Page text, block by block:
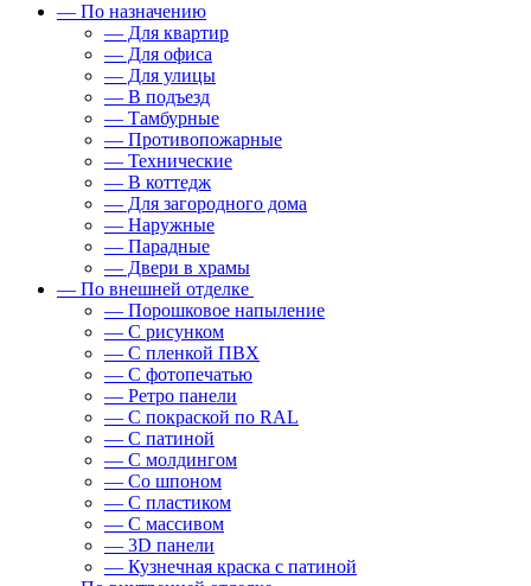
— По назначению
— Для квартир
— Для офиса
— Для улицы
— В подъезд
— Тамбурные
— Противопожарные
— Технические
— В коттедж
— Для загородного дома
— Наружные
— Парадные
— Двери в храмы
— По внешней отделке
— Порошковое напыление
— С рисунком
— С пленкой ПВХ
— С фотопечатью
— Ретро панели
— С покраской по RAL
— С патиной
— С молдингом
— Со шпоном
— С пластиком
— С массивом
— 3D панели
— Кузнечная краска с патиной